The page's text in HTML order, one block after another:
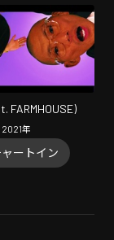
FARMHOUSE)
2021年
ートイン